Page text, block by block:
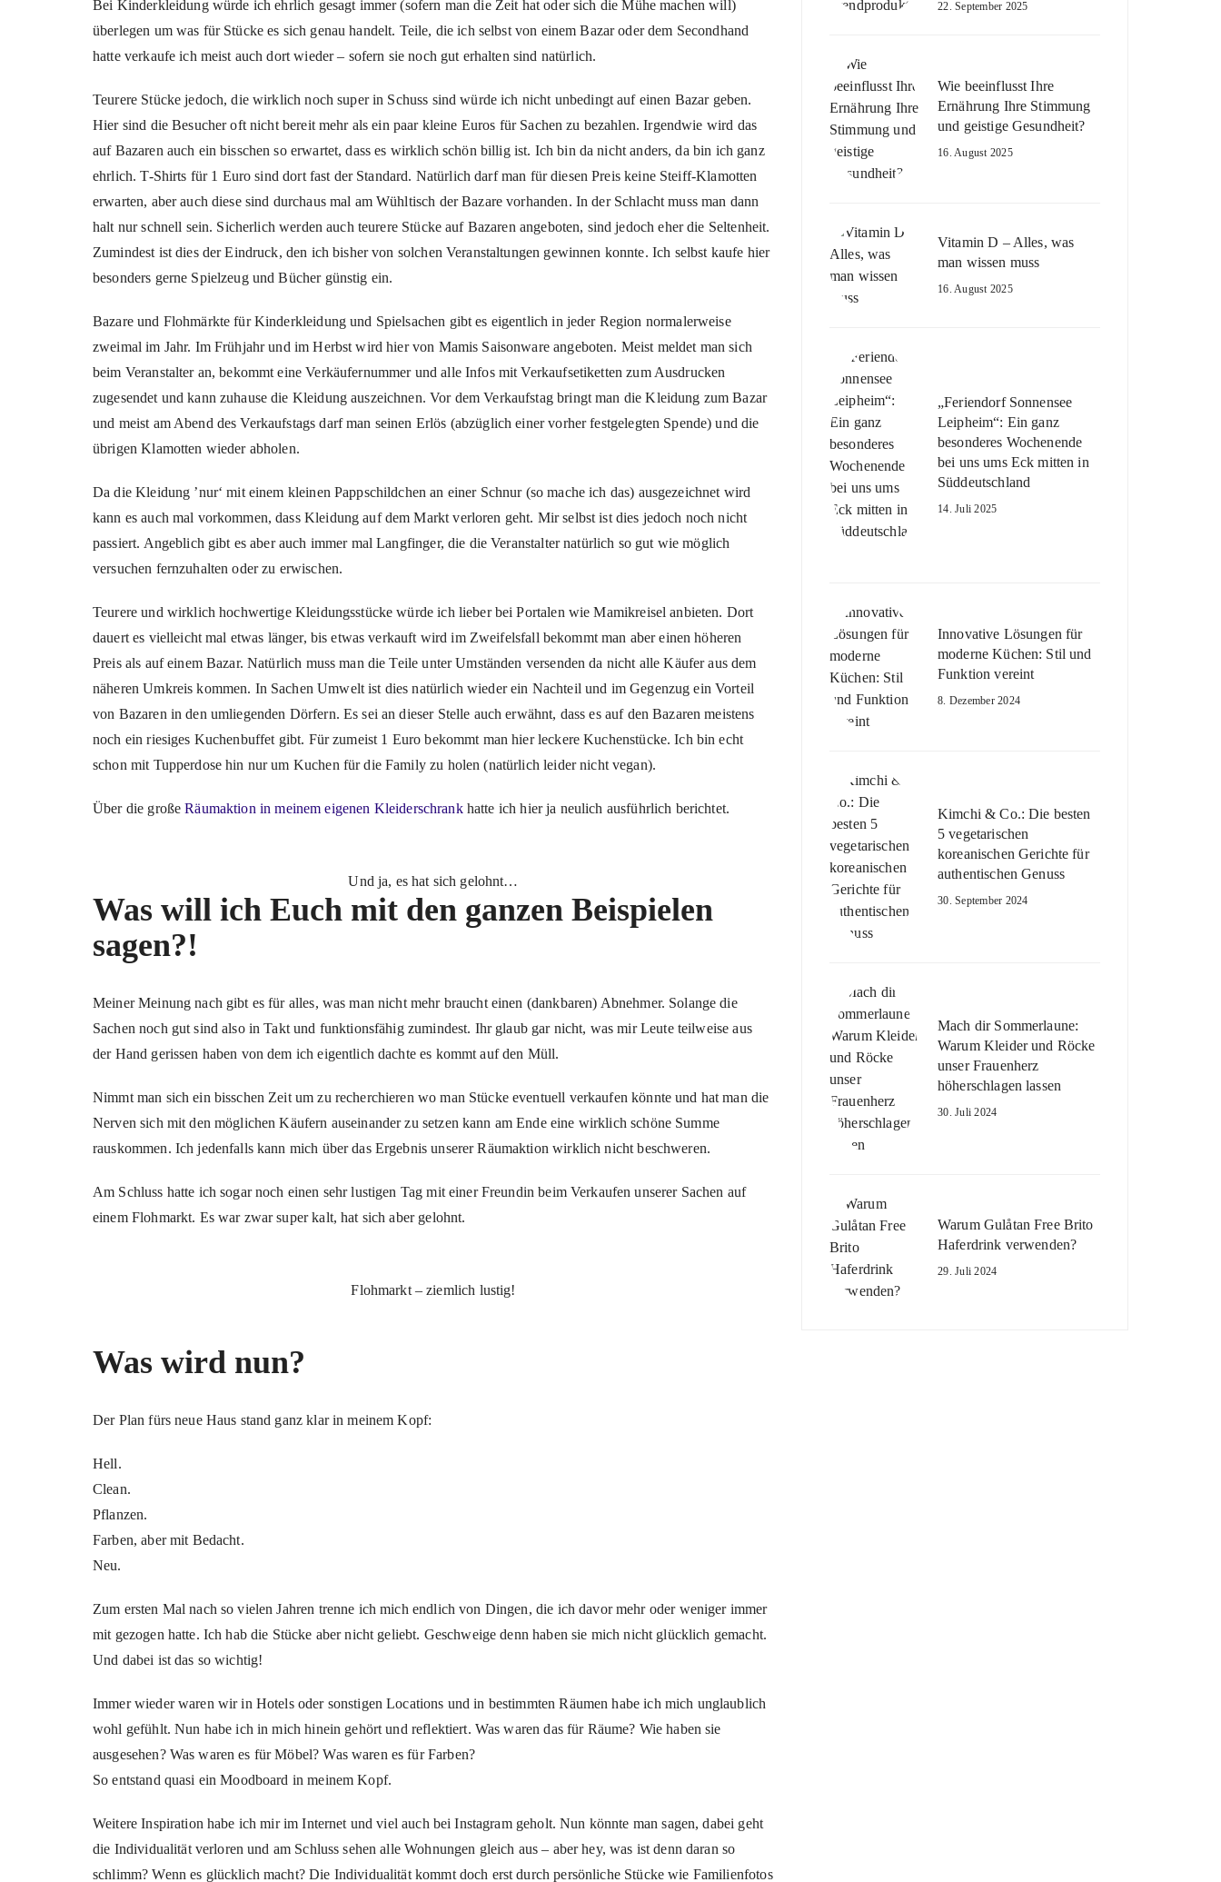
Bei Kinderkleidung würde ich ehrlich gesagt immer (sofern man die Zeit hat oder sich die Mühe machen will)
überlegen um was für Stücke es sich genau handelt. Teile, die ich selbst von einem Bazar oder dem Secondhand
hatte verkaufe ich meist auch dort wieder – sofern sie noch gut erhalten sind natürlich.
Teurere Stücke jedoch, die wirklich noch super in Schuss sind würde ich nicht unbedingt auf einen Bazar geben.
Hier sind die Besucher oft nicht bereit mehr als ein paar kleine Euros für Sachen zu bezahlen. Irgendwie wird das
auf Bazaren auch ein bisschen so erwartet, dass es wirklich schön billig ist. Ich bin da nicht anders, da bin ich ganz
ehrlich. T-Shirts für 1 Euro sind dort fast der Standard. Natürlich darf man für diesen Preis keine Steiff-Klamotten
erwarten, aber auch diese sind durchaus mal am Wühltisch der Bazare vorhanden. In der Schlacht muss man dann
halt nur schnell sein. Sicherlich werden auch teurere Stücke auf Bazaren angeboten, sind jedoch eher die Seltenheit.
Zumindest ist dies der Eindruck, den ich bisher von solchen Veranstaltungen gewinnen konnte. Ich selbst kaufe hier
besonders gerne Spielzeug und Bücher günstig ein.
Bazare und Flohmärkte für Kinderkleidung und Spielsachen gibt es eigentlich in jeder Region normalerweise
zweimal im Jahr. Im Frühjahr und im Herbst wird hier von Mamis Saisonware angeboten. Meist meldet man sich
beim Veranstalter an, bekommt eine Verkäufernummer und alle Infos mit Verkaufsetiketten zum Ausdrucken
zugesendet und kann zuhause die Kleidung auszeichnen. Vor dem Verkaufstag bringt man die Kleidung zum Bazar
und meist am Abend des Verkaufstags darf man seinen Erlös (abzüglich einer vorher festgelegten Spende) und die
übrigen Klamotten wieder abholen.
Da die Kleidung ’nur‘ mit einem kleinen Pappschildchen an einer Schnur (so mache ich das) ausgezeichnet wird
kann es auch mal vorkommen, dass Kleidung auf dem Markt verloren geht. Mir selbst ist dies jedoch noch nicht
passiert. Angeblich gibt es aber auch immer mal Langfinger, die die Veranstalter natürlich so gut wie möglich
versuchen fernzuhalten oder zu erwischen.
Teurere und wirklich hochwertige Kleidungsstücke würde ich lieber bei Portalen wie Mamikreisel anbieten. Dort
dauert es vielleicht mal etwas länger, bis etwas verkauft wird im Zweifelsfall bekommt man aber einen höheren
Preis als auf einem Bazar. Natürlich muss man die Teile unter Umständen versenden da nicht alle Käufer aus dem
näheren Umkreis kommen. In Sachen Umwelt ist dies natürlich wieder ein Nachteil und im Gegenzug ein Vorteil
von Bazaren in den umliegenden Dörfern. Es sei an dieser Stelle auch erwähnt, dass es auf den Bazaren meistens
noch ein riesiges Kuchenbuffet gibt. Für zumeist 1 Euro bekommt man hier leckere Kuchenstücke. Ich bin echt
schon mit Tupperdose hin nur um Kuchen für die Family zu holen (natürlich leider nicht vegan).
Über die großeRäumaktion in meinem eigenen Kleiderschrankhatte ich hier ja neulich ausführlich berichtet.
Und ja, es hat sich gelohnt…
Was will ich Euch mit den ganzen Beispielen
sagen?!
Meiner Meinung nach gibt es für alles, was man nicht mehr braucht einen (dankbaren) Abnehmer. Solange die
Sachen noch gut sind also in Takt und funktionsfähig zumindest. Ihr glaub gar nicht, was mir Leute teilweise aus
der Hand gerissen haben von dem ich eigentlich dachte es kommt auf den Müll.
Nimmt man sich ein bisschen Zeit um zu recherchieren wo man Stücke eventuell verkaufen könnte und hat man die
Nerven sich mit den möglichen Käufern auseinander zu setzen kann am Ende eine wirklich schöne Summe
rauskommen. Ich jedenfalls kann mich über das Ergebnis unserer Räumaktion wirklich nicht beschweren.
Am Schluss hatte ich sogar noch einen sehr lustigen Tag mit einer Freundin beim Verkaufen unserer Sachen auf
einem Flohmarkt. Es war zwar super kalt, hat sich aber gelohnt.
Flohmarkt – ziemlich lustig!
Was wird nun?
Der Plan fürs neue Haus stand ganz klar in meinem Kopf:
Hell.
Clean.
Pflanzen.
Farben, aber mit Bedacht.
Neu.
Zum ersten Mal nach so vielen Jahren trenne ich mich endlich von Dingen, die ich davor mehr oder weniger immer
mit gezogen hatte. Ich hab die Stücke aber nicht geliebt. Geschweige denn haben sie mich nicht glücklich gemacht.
Und dabei ist das so wichtig!
Immer wieder waren wir in Hotels oder sonstigen Locations und in bestimmten Räumen habe ich mich unglaublich
wohl gefühlt. Nun habe ich in mich hinein gehört und reflektiert. Was waren das für Räume? Wie haben sie
ausgesehen? Was waren es für Möbel? Was waren es für Farben?
So entstand quasi ein Moodboard in meinem Kopf.
Weitere Inspiration habe ich mir im Internet und viel auch bei Instagram geholt. Nun könnte man sagen, dabei geht
die Individualität verloren und am Schluss sehen alle Wohnungen gleich aus – aber hey, was ist denn daran so
schlimm? Wenn es glücklich macht? Die Individualität kommt doch erst durch persönliche Stücke wie Familienfotos
22. September 2025
Wie beeinflusst Ihre
Ernährung Ihre Stimmung
und geistige Gesundheit?
16. August 2025
Vitamin D – Alles, was
man wissen muss
16. August 2025
„Feriendorf Sonnensee
Leipheim“: Ein ganz
besonderes Wochenende
bei uns ums Eck mitten in
Süddeutschland
14. Juli 2025
Innovative Lösungen für
moderne Küchen: Stil und
Funktion vereint
8. Dezember 2024
Kimchi & Co.: Die besten
5 vegetarischen
koreanischen Gerichte für
authentischen Genuss
30. September 2024
Mach dir Sommerlaune:
Warum Kleider und Röcke
unser Frauenherz
höherschlagen lassen
30. Juli 2024
Warum Gulåtan Free Brito
Haferdrink verwenden?
29. Juli 2024